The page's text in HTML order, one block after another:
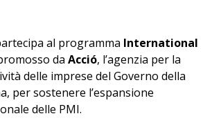
al programma International
da Acció, l’agenzia per la
delle imprese del Governo della
per sostenere l’espansione
delle PMI.